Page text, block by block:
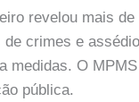
revelou mais
crimes e
medidas. O
pública.